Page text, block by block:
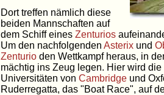
Dort treffen nämlich diese
beiden Mannschaften auf
dem Schiff eines Zenturios
Um den nachfolgenden Asterix und
Zenturio den Wettkampf heraus, in
mächtig ins Zeug legen. Hier wird
Universitäten von Cambridge und
Ruderregatta, das "Boat Race", auf